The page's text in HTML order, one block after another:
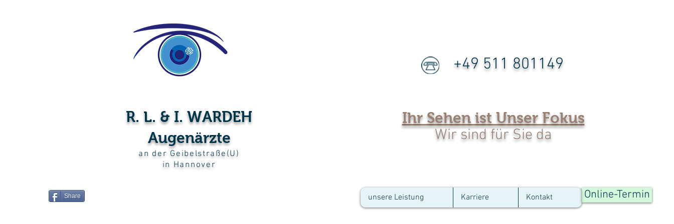
HANN
R. L. & I. WARDEH
Augenärzte
an der Geibelstraße(U)
in Hannover
+49 511 801149
Ihr Sehen ist Unser Fokus
Wir sind für Sie da
unsere Leistung Karriere Kontakt Online-Termin
Share